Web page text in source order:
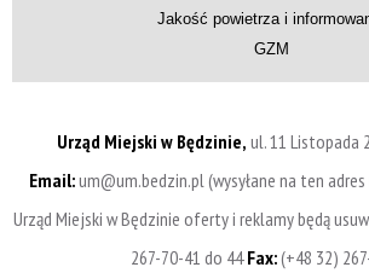
Jakość powietrza i
GZM
Urząd Miejski w Będzinie, ul. 11 Listopada
Email:um@um.bedzin.pl (wysyłane na ten
Urząd Miejski w Będzinie oferty i reklamy będą
267-70-41 do 44Fax:(+48 32)